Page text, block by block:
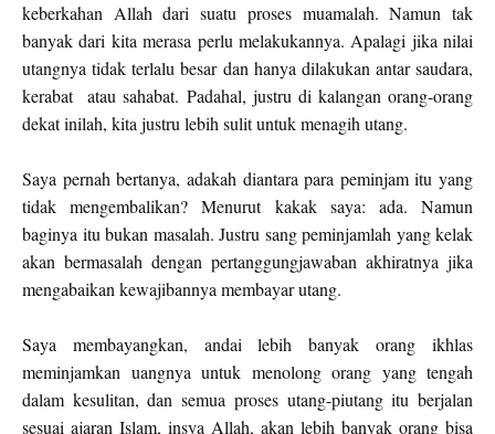
keberkahan Allah dari suatu proses muamalah. Namun tak
banyak dari kita merasa perlu melakukannya. Apalagi jika nilai
utangnya tidak terlalu besar dan hanya dilakukan antar saudara,
kerabat atau sahabat. Padahal, justru di kalangan orang-orang
dekat inilah, kita justru lebih sulit untuk menagih utang.
Saya pernah bertanya, adakah diantara para peminjam itu yang
tidak mengembalikan? Menurut kakak saya: ada. Namun
baginya itu bukan masalah. Justru sang peminjamlah yang kelak
akan bermasalah dengan pertanggungjawaban akhiratnya jika
mengabaikan kewajibannya membayar utang.
Saya membayangkan, andai lebih banyak orang ikhlas
meminjamkan uangnya untuk menolong orang yang tengah
dalam kesulitan, dan semua proses utang-piutang itu berjalan
sesuai ajaran Islam, insya Allah, akan lebih banyak orang bisa